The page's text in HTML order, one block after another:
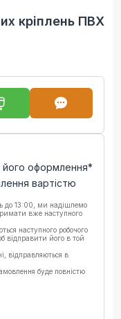
кріплень ПВХ
його оформлення*
вартістю
до 13:00, ми надішлемо
вже наступного
наступного робочого
відправити його в той
відправляються в
буде повністю